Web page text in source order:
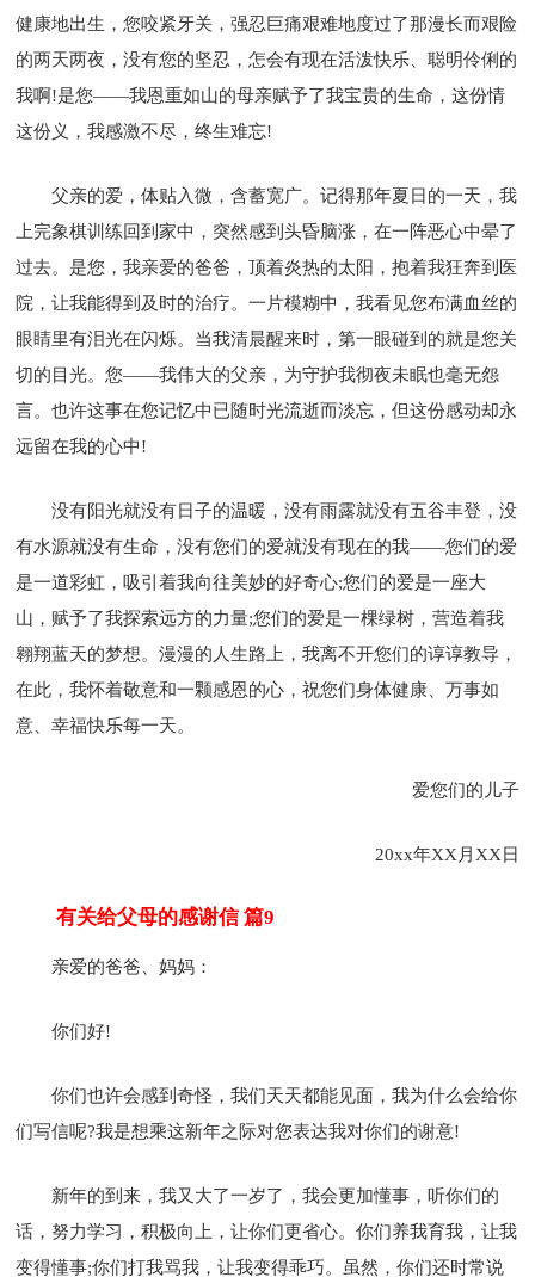
健康地出生，您咬紧牙关，强忍巨痛艰难地度过了那漫长而艰险
的两天两夜，没有您的坚忍，怎会有现在活泼快乐、聪明伶俐的
我啊!是您——我恩重如山的母亲赋予了我宝贵的生命，这份情
这份义，我感激不尽，终生难忘!
父亲的爱，体贴入微，含蓄宽广。记得那年夏日的一天，我
上完象棋训练回到家中，突然感到头昏脑涨，在一阵恶心中晕了
过去。是您，我亲爱的爸爸，顶着炎热的太阳，抱着我狂奔到医
院，让我能得到及时的治疗。一片模糊中，我看见您布满血丝的
眼睛里有泪光在闪烁。当我清晨醒来时，第一眼碰到的就是您关
切的目光。您——我伟大的父亲，为守护我彻夜未眠也毫无怨
言。也许这事在您记忆中已随时光流逝而淡忘，但这份感动却永
远留在我的心中!
没有阳光就没有日子的温暖，没有雨露就没有五谷丰登，没
有水源就没有生命，没有您们的爱就没有现在的我——您们的爱
是一道彩虹，吸引着我向往美妙的好奇心;您们的爱是一座大
山，赋予了我探索远方的力量;您们的爱是一棵绿树，营造着我
翱翔蓝天的梦想。漫漫的人生路上，我离不开您们的谆谆教导，
在此，我怀着敬意和一颗感恩的心，祝您们身体健康、万事如
意、幸福快乐每一天。
爱您们的儿子
20xx年XX月XX日
有关给父母的感谢信 篇9
亲爱的爸爸、妈妈：
你们好!
你们也许会感到奇怪，我们天天都能见面，我为什么会给你
们写信呢?我是想乘这新年之际对您表达我对你们的谢意!
新年的到来，我又大了一岁了，我会更加懂事，听你们的
话，努力学习，积极向上，让你们更省心。你们养我育我，让我
变得懂事;你们打我骂我，让我变得乖巧。虽然，你们还时常说